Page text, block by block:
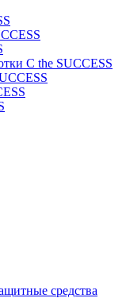
C the SUCCESS
средства